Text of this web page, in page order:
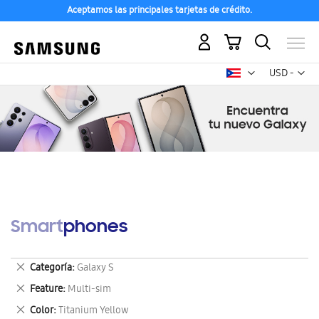
Aceptamos las principales tarjetas de crédito.
USD -
dólar
Mi carrito
Smartphones
Categoría Galaxy S
Eliminar
este
artículo
Feature Multi-sim
Eliminar
este
Color Titanium Yellow
Eliminar